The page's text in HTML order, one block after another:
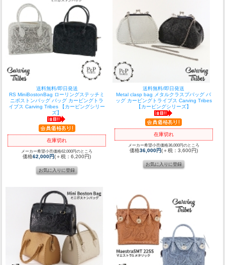
送料無料/即日発送
RS MiniBostonBag ローリングステッチミ
ニボストンバッグ バッグ カービングトラ
イブス Carving Tribes 【カービングシリー
ズ】
在庫切れ
メーカー希望小売価格62,000円のところ
価格62,000円(＋税：6,200円)
送料無料/即日発送
Metal clasp bag メタルクラスプバッグ バ
ッグ カービングトライブス Carving Tribes
【カービングシリーズ】
在庫切れ
メーカー希望小売価格36,000円のところ
価格36,000円(＋税：3,600円)